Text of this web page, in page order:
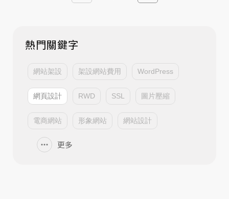
熱門關鍵字
網站架設 架設網站費用 WordPress
網頁設計 RWD SSL 圖片壓縮
電商網站 形象網站 網站設計
更多